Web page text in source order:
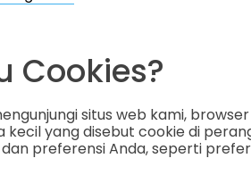
Cookies?
situs web kami,
kecil yang disebut cookie di
preferensi Anda, seperti